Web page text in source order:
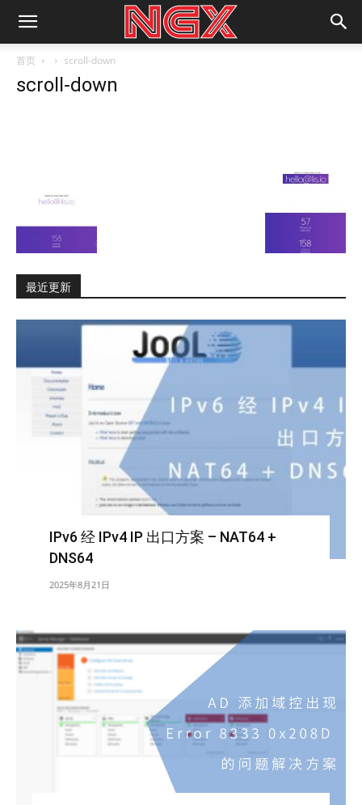
首页 scroll-down
scroll-down
最近更新
IPv6 经 IPv4 IP 出口方案 – NAT64 +
DNS64
2025年8月21日